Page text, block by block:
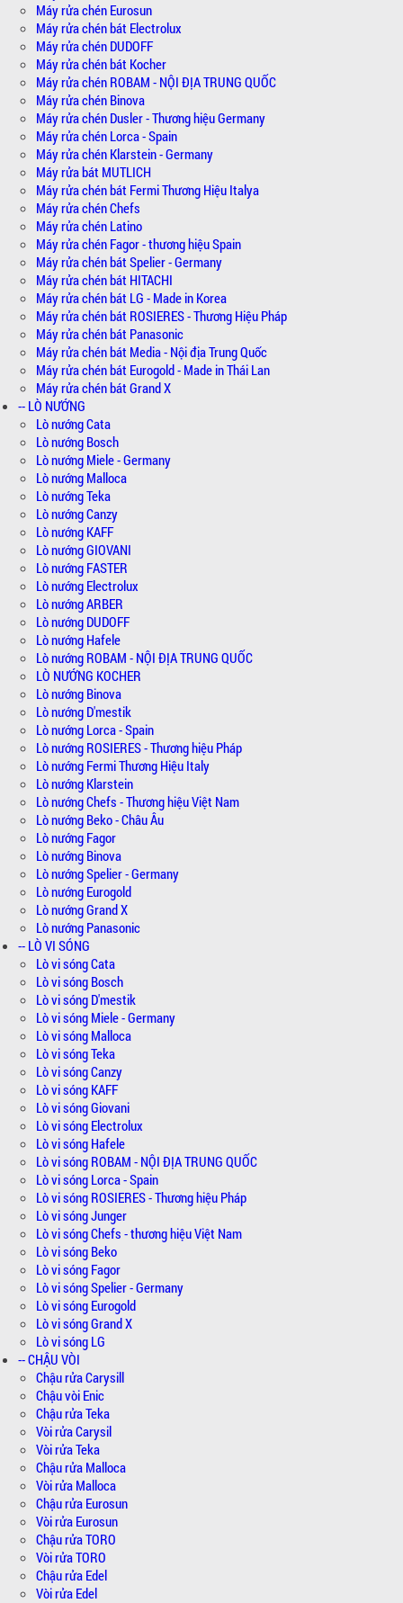
Máy rửa chén Eurosun
Máy rửa chén bát Electrolux
Máy rửa chén DUDOFF
Máy rửa chén bát Kocher
Máy rửa chén ROBAM - NỘI ĐỊA TRUNG QUỐC
Máy rửa chén Binova
Máy rửa chén Dusler - Thương hiệu Germany
Máy rửa chén Lorca - Spain
Máy rửa chén Klarstein - Germany
Máy rửa bát MUTLICH
Máy rửa chén bát Fermi Thương Hiệu Italya
Máy rửa chén Chefs
Máy rửa chén Latino
Máy rửa chén Fagor - thương hiệu Spain
Máy rửa chén bát Spelier - Germany
Máy rửa chén bát HITACHI
Máy rửa chén bát LG - Made in Korea
Máy rửa chén bát ROSIERES - Thương Hiệu Pháp
Máy rửa chén bát Panasonic
Máy rửa chén bát Media - Nội địa Trung Quốc
Máy rửa chén bát Eurogold - Made in Thái Lan
Máy rửa chén bát Grand X
-- LÒ NƯỚNG
Lò nướng Cata
Lò nướng Bosch
Lò nướng Miele - Germany
Lò nướng Malloca
Lò nướng Teka
Lò nướng Canzy
Lò nướng KAFF
Lò nướng GIOVANI
Lò nướng FASTER
Lò nướng Electrolux
Lò nướng ARBER
Lò nướng DUDOFF
Lò nướng Hafele
Lò nướng ROBAM - NỘI ĐỊA TRUNG QUỐC
LÒ NƯỚNG KOCHER
Lò nướng Binova
Lò nướng D'mestik
Lò nướng Lorca - Spain
Lò nướng ROSIERES - Thương hiệu Pháp
Lò nướng Fermi Thương Hiệu Italy
Lò nướng Klarstein
Lò nướng Chefs - Thương hiệu Việt Nam
Lò nướng Beko - Châu Âu
Lò nướng Fagor
Lò nướng Binova
Lò nướng Spelier - Germany
Lò nướng Eurogold
Lò nướng Grand X
Lò nướng Panasonic
-- LÒ VI SÓNG
Lò vi sóng Cata
Lò vi sóng Bosch
Lò vi sóng D'mestik
Lò vi sóng Miele - Germany
Lò vi sóng Malloca
Lò vi sóng Teka
Lò vi sóng Canzy
Lò vi sóng KAFF
Lò vi sóng Giovani
Lò vi sóng Electrolux
Lò vi sóng Hafele
Lò vi sóng ROBAM - NỘI ĐỊA TRUNG QUỐC
Lò vi sóng Lorca - Spain
Lò vi sóng ROSIERES - Thương hiệu Pháp
Lò vi sóng Junger
Lò vi sóng Chefs - thương hiệu Việt Nam
Lò vi sóng Beko
Lò vi sóng Fagor
Lò vi sóng Spelier - Germany
Lò vi sóng Eurogold
Lò vi sóng Grand X
Lò vi sóng LG
-- CHẬU VÒI
Chậu rửa Carysill
Chậu vòi Enic
Chậu rửa Teka
Vòi rửa Carysil
Vòi rửa Teka
Chậu rửa Malloca
Vòi rửa Malloca
Chậu rửa Eurosun
Vòi rửa Eurosun
Chậu rửa TORO
Vòi rửa TORO
Chậu rửa Edel
Vòi rửa Edel